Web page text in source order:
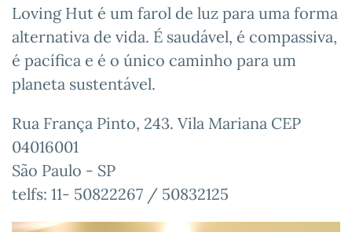
Loving Hut é um farol de luz para uma forma
alternativa de vida. É saudável, é compassiva,
é pacífica e é o único caminho para um
planeta sustentável.
Rua França Pinto, 243. Vila Mariana CEP
04016001
São Paulo - SP
telfs: 11- 50822267 / 50832125